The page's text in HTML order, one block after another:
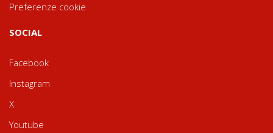
Preferenze cookie
SOCIAL
Facebook
Instagram
X
Youtube